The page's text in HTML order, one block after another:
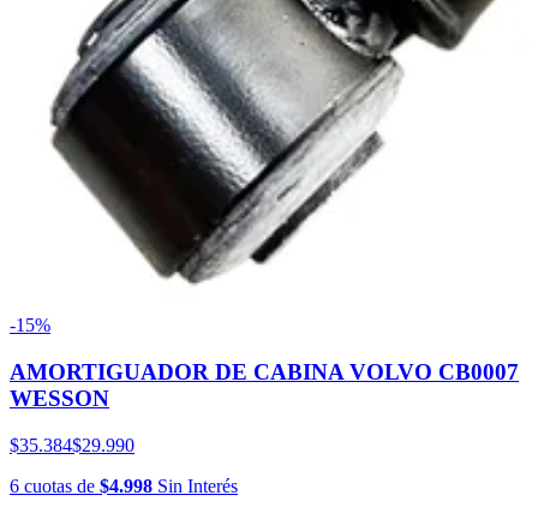
-15%
AMORTIGUADOR DE CABINA VOLVO CB0007
WESSON
$35.384$29.990
6 cuotas de $4.998 Sin Interés